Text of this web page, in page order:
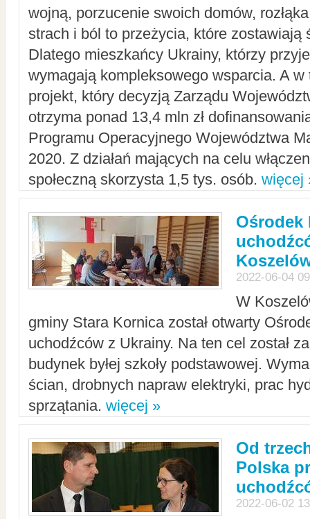
wojną, porzucenie swoich domów,
strach i ból to przeżycia, które zostawiają
Dlatego mieszkańcy Ukrainy, którzy
wymagają kompleksowego wsparcia. A w
projekt, który decyzją Zarządu
otrzyma ponad 13,4 mln zł
Programu Operacyjnego Województwa
2020. Z działań mających na celu
społeczną skorzysta 1,5 tys. osób. więcej
Ośrodek
2022-06-04
W
gminy Stara Kornica został otwarty
uchodźców z Ukrainy. Na ten cel został
budynek byłej szkoły podstawowej.
ścian, drobnych napraw elektryki, prac
sprzątania. więcej »
Od
Polska
2022-06-02